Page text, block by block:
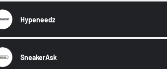
Hypeneedz
SneakerAsk